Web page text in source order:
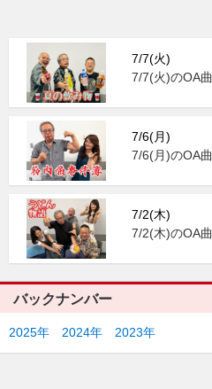
7/7(火)
7/7(火)のOA曲
7/6(月)
7/6(月)のOA曲
7/2(木)
7/2(木)のOA曲
バックナンバー
2025年 2024年 2023年